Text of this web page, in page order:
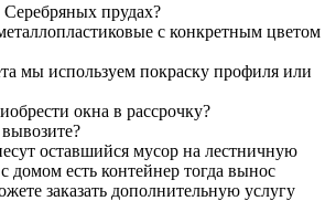
Серебряных прудах?
с конкретным цветом
мы используем покраску профиля или
окна в рассрочку?
оставшийся мусор на лестничную
домом есть контейнер тогда вынос
заказать дополнительную услугу